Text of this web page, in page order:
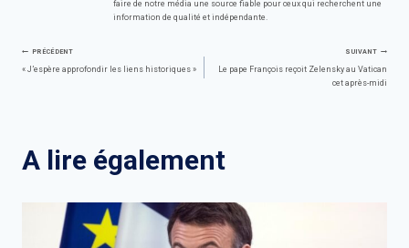
faire de notre média une source fiable pour ceux qui recherchent une
information de qualité et indépendante.
Navigation
PRÉCÉDENT
« J’espère approfondir les liens historiques »
SUIVANT
Le pape François reçoit Zelensky au Vatican
cet après-midi
A lire également